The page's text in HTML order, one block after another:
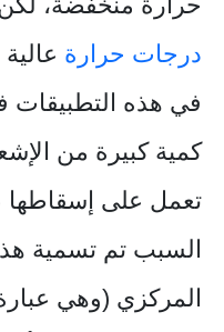
درجات حرارة
في هذه التطبيقات
كمية كبيرة من
تعمل على إسقاطها
السبب تم تسمية
المركزي (وهي